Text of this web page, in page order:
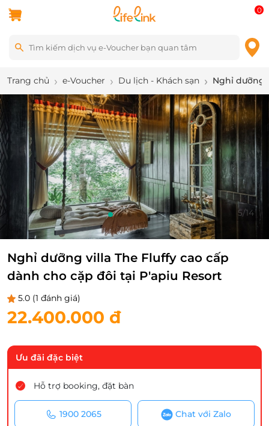
0
Trang chủ e-Voucher Du lịch - Khách sạn Nghỉ dưỡng
6/14
Nghỉ dưỡng villa The Fluffy cao cấp
dành cho cặp đôi tại P'apiu Resort
5.0 (1 đánh giá)
22.400.000 đ
Ưu đãi đặc biệt
Hỗ trợ booking, đặt bàn
1900 2065 Chat với Zalo